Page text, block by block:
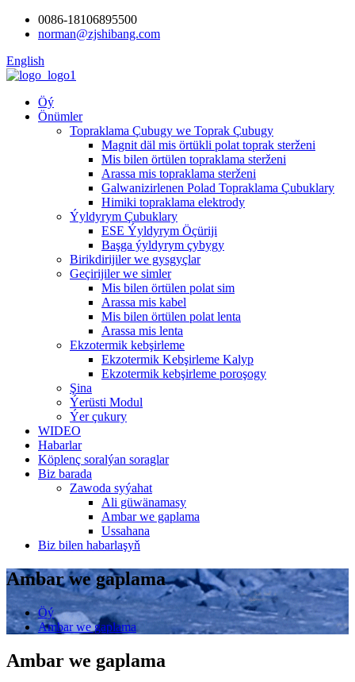
0086-18106895500
norman@zjshibang.com
English
Öý
Önümler
Topraklama Çubugy we Toprak Çubugy
Magnit däl mis örtükli polat toprak sterženi
Mis bilen örtülen topraklama sterženi
Arassa mis topraklama sterženi
Galwanizirlenen Polad Topraklama Çubuklary
Himiki topraklama elektrody
Ýyldyrym Çubuklary
ESE Ýyldyrym Öçüriji
Başga ýyldyrym çybygy
Birikdirijiler we gysgyçlar
Geçirijiler we simler
Mis bilen örtülen polat sim
Arassa mis kabel
Mis bilen örtülen polat lenta
Arassa mis lenta
Ekzotermik kebşirleme
Ekzotermik Kebşirleme Kalyp
Ekzotermik kebşirleme poroşogy
Şina
Ýerüsti Modul
Ýer çukury
WIDEO
Habarlar
Köplenç soralýan soraglar
Biz barada
Zawoda syýahat
Ali güwänamasy
Ambar we gaplama
Ussahana
Biz bilen habarlaşyň
Ambar we gaplama
Öý
Ambar we gaplama
Ambar we gaplama